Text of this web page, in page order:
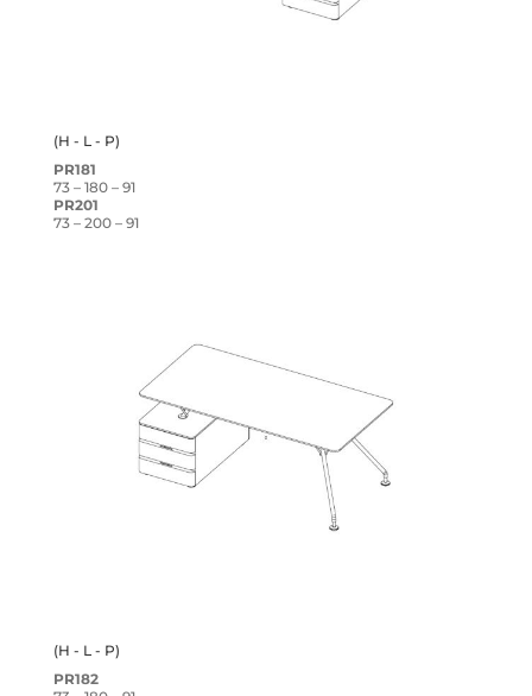
(H - L - P)
PR181
73 – 180 – 91
PR201
73 – 200 – 91
(H - L - P)
PR182